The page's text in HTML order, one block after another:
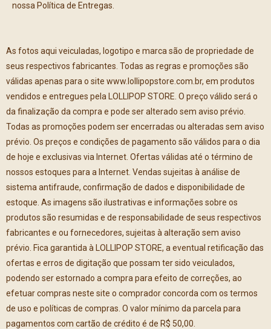
nossa Política de Entregas.
As fotos aqui veiculadas, logotipo e marca são de propriedade de
seus respectivos fabricantes. Todas as regras e promoções são
válidas apenas para o site www.lollipopstore.com.br, em produtos
vendidos e entregues pela LOLLIPOP STORE. O preço válido será o
da finalização da compra e pode ser alterado sem aviso prévio.
Todas as promoções podem ser encerradas ou alteradas sem aviso
prévio. Os preços e condições de pagamento são válidos para o dia
de hoje e exclusivas via Internet. Ofertas válidas até o término de
nossos estoques para a Internet. Vendas sujeitas à análise de
sistema antifraude, confirmação de dados e disponibilidade de
estoque. As imagens são ilustrativas e informações sobre os
produtos são resumidas e de responsabilidade de seus respectivos
fabricantes e ou fornecedores, sujeitas à alteração sem aviso
prévio. Fica garantida à LOLLIPOP STORE, a eventual retificação das
ofertas e erros de digitação que possam ter sido veiculados,
podendo ser estornado a compra para efeito de correções, ao
efetuar compras neste site o comprador concorda com os termos
de uso e políticas de compras. O valor mínimo da parcela para
pagamentos com cartão de crédito é de R$ 50,00.